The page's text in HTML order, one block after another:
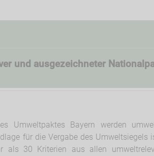
und ausgezeichneter
Umweltpaktes Bayern werden
für die Vergabe des Umweltsiegels
als 30 Kriterien aus allen